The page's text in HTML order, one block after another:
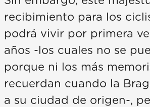
recibimiento para los
podrá vivir por primera
años -los cuales no se
porque ni los más
recuerdan cuando la
a su ciudad de origen-,